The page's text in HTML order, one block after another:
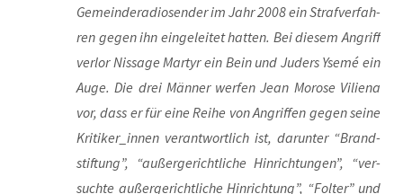
Gemein­de­ra­dio­sen­der im Jahr 2008 ein Straf­ver­fah­
ren gegen ihn ein­ge­lei­tet hat­ten. Bei die­sem Angriff
ver­lor Nis­sa­ge Mar­tyr ein Bein und Juders Yse­mé ein
Auge. Die drei Män­ner wer­fen Jean Moro­se Vili­ena
vor, dass er für eine Rei­he von Angrif­fen gegen sei­ne
Kritiker_innen ver­ant­wort­lich ist, dar­un­ter “Brand­
stif­tung”, “außer­ge­richt­li­che Hin­rich­tun­gen”, “ver­
such­te außer­ge­richt­li­che Hin­rich­tung”, “Fol­ter” und